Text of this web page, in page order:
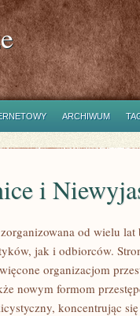
ARCHIWUM
i
od wielu
jak i odbiorców.
organizacjom
nowym formom
koncentrując